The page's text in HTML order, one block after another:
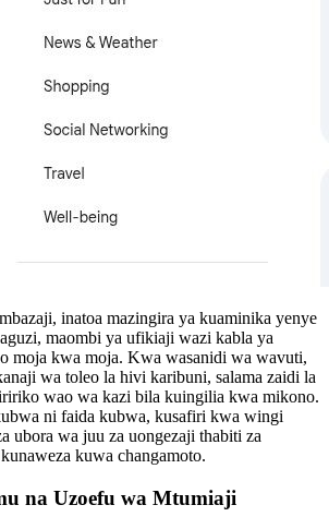
inatoa mazingira ya kuaminika yenye
maombi ya ufikiaji wazi kabla ya
moja kwa moja. Kwa wasanidi wa wavuti,
wa toleo la hivi karibuni, salama zaidi la
wao wa kazi bila kuingilia kwa mikono.
ni faida kubwa, kusafiri kwa wingi
ubora wa juu za uongezaji thabiti za
kuwa changamoto.
na Uzoefu wa Mtumiaji